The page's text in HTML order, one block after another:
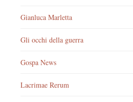
Gianluca Marletta
Gli occhi della guerra
Gospa News
Lacrimae Rerum